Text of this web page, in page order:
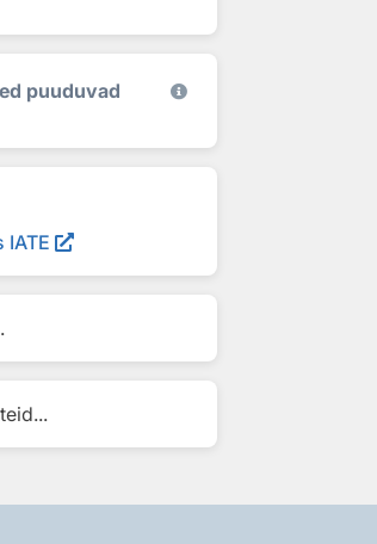
puuduvad
IATE